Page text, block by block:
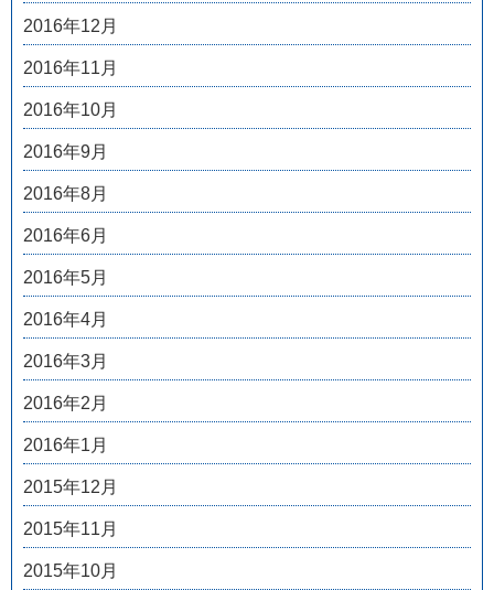
2016年12月
2016年11月
2016年10月
2016年9月
2016年8月
2016年6月
2016年5月
2016年4月
2016年3月
2016年2月
2016年1月
2015年12月
2015年11月
2015年10月